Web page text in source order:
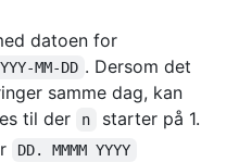
datoen for
MM-DD . Dersom det
samme dag, kan
til der n
starter på 1.
DD. MMMM YYYY